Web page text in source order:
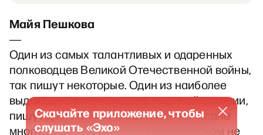
Майя Пешкова
―
Один из самых талантливых и одаренных
полководцев Великой Отечественной войны,
так пишут некоторые. Один из наиболее
выдающихся полководцев мировой истории,
пишут другие. Книг о маршале написано
много. Хотелось узнать о Рокоссовском не
Скачайте приложение, чтобы
слушать «Эхо»